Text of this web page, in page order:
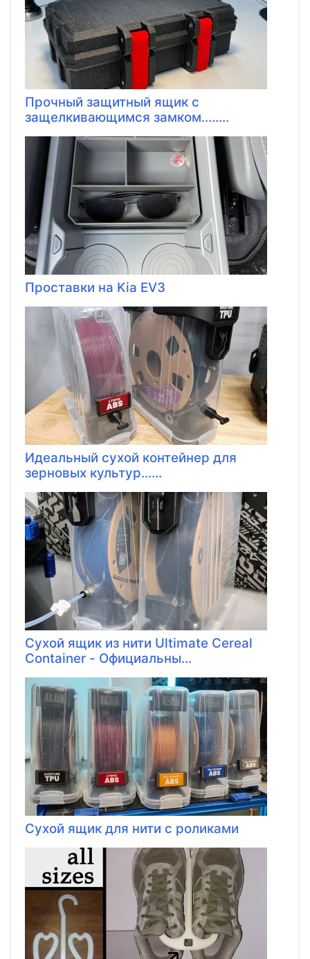
Прочный защитный ящик с
защелкивающимся замком........
Проставки на Kia EV3
Идеальный сухой контейнер для
зерновых культур......
Сухой ящик из нити Ultimate Cereal
Container - Официальны...
Сухой ящик для нити с роликами